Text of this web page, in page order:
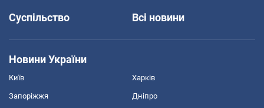
Суспільство
Всі новини
Новини України
Київ Харків
Запоріжжя Дніпро